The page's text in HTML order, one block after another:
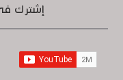
إشترك